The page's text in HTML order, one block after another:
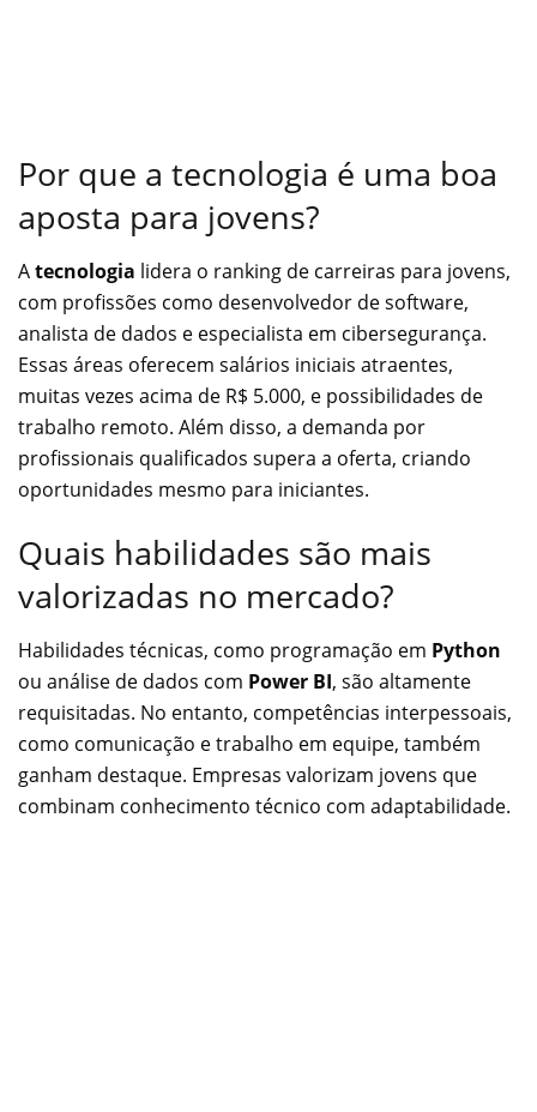
Por que a tecnologia é uma boa
aposta para jovens?
Atecnologia lidera o ranking de carreiras para jovens,
com profissões como desenvolvedor de software,
analista de dados e especialista em cibersegurança.
Essas áreas oferecem salários iniciais atraentes,
muitas vezes acima de R$ 5.000, e possibilidades de
trabalho remoto. Além disso, a demanda por
profissionais qualificados supera a oferta, criando
oportunidades mesmo para iniciantes.
Quais habilidades são mais
valorizadas no mercado?
Habilidades técnicas, como programação em Python
ou análise de dados com Power BI, são altamente
requisitadas. No entanto, competências interpessoais,
como comunicação e trabalho em equipe, também
ganham destaque. Empresas valorizam jovens que
combinam conhecimento técnico com adaptabilidade.